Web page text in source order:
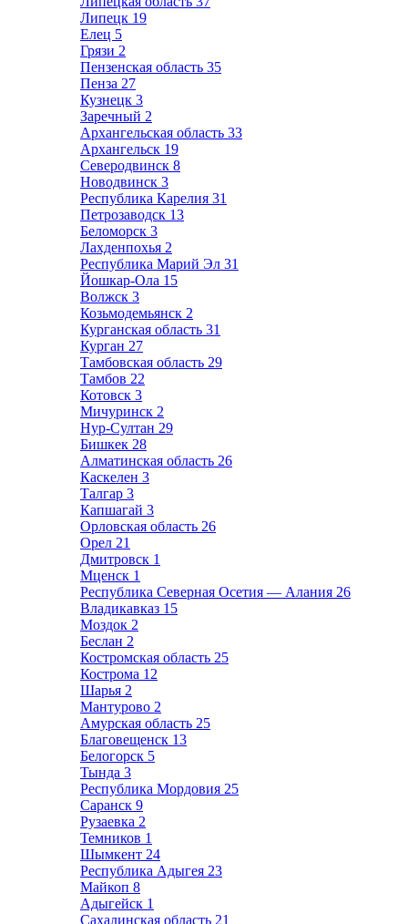
Липецк 19
Елец 5
Грязи 2
Пензенская область 35
Пенза 27
Кузнецк 3
Заречный 2
Архангельская область 33
Архангельск 19
Северодвинск 8
Новодвинск 3
Республика Карелия 31
Петрозаводск 13
Беломорск 3
Лахденпохья 2
Республика Марий Эл 31
Йошкар-Ола 15
Волжск 3
Козьмодемьянск 2
Курганская область 31
Курган 27
Тамбовская область 29
Тамбов 22
Котовск 3
Мичуринск 2
Нур-Султан 29
Бишкек 28
Алматинская область 26
Каскелен 3
Талгар 3
Капшагай 3
Орловская область 26
Орел 21
Дмитровск 1
Мценск 1
Республика Северная Осетия — Алания 26
Владикавказ 15
Моздок 2
Беслан 2
Костромская область 25
Кострома 12
Шарья 2
Мантурово 2
Амурская область 25
Благовещенск 13
Белогорск 5
Тында 3
Республика Мордовия 25
Саранск 9
Рузаевка 2
Темников 1
Шымкент 24
Республика Адыгея 23
Майкоп 8
Адыгейск 1
Сахалинская область 21